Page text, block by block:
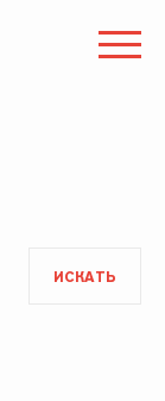
ИСКАТЬ